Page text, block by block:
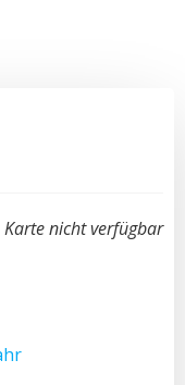
Karte nicht verfügbar